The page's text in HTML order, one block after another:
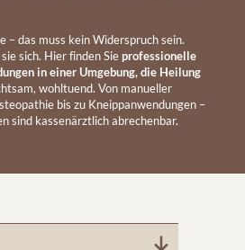
– das muss kein Widerspruch sein.
sich. Hier finden Sieprofessionelle
in einer Umgebung, die Heilung
wohltuend. Von manueller
bis zu Kneippanwendungen –
sind kassenärztlich abrechenbar.